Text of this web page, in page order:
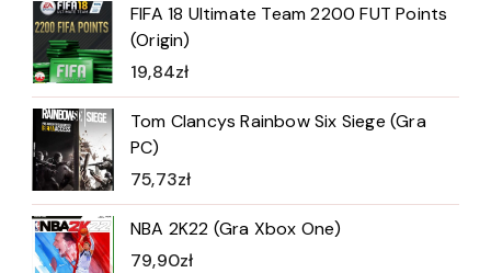
FIFA 18 Ultimate Team 2200 FUT Points
(Origin)
19,84zł
Tom Clancys Rainbow Six Siege (Gra
PC)
75,73zł
NBA 2K22 (Gra Xbox One)
79,90zł